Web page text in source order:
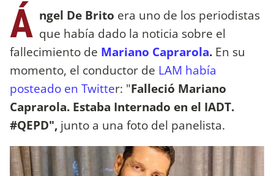
Á ngel De Brito era uno de los periodistas
que había dado la noticia sobre el
fallecimiento de Mariano Caprarola. En su
momento, el conductor de LAM había
posteado en Twitter: "Falleció Mariano
Caprarola. Estaba Internado en el IADT.
#QEPD", junto a una foto del panelista.